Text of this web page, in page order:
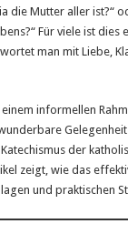
die Mutter aller ist?“
Für viele ist dies
man mit Liebe,
informellen
der
zeigt, wie das
und praktischen